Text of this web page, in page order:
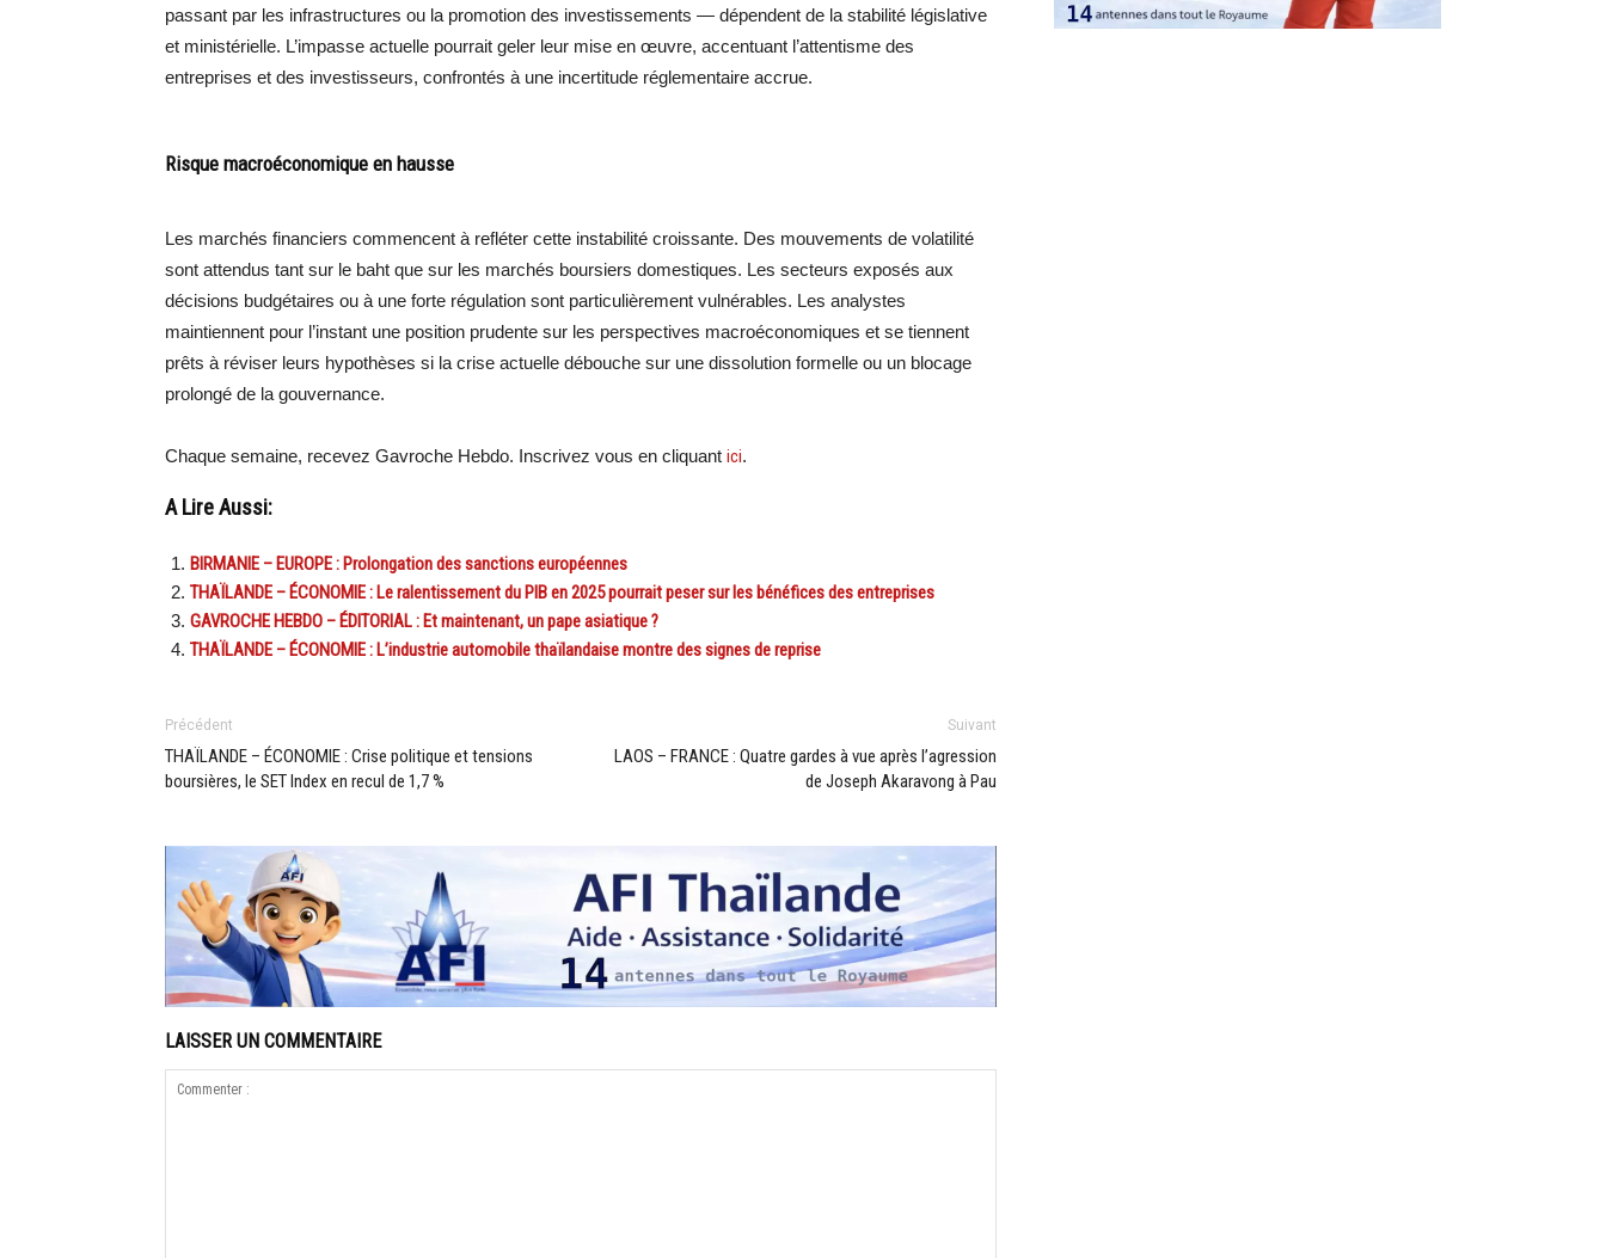
passant par les infrastructures ou la promotion des investissements — dépendent de la stabilité législative
et ministérielle. L’impasse actuelle pourrait geler leur mise en œuvre, accentuant l’attentisme des
entreprises et des investisseurs, confrontés à une incertitude réglementaire accrue.
Risque macroéconomique en hausse
Les marchés financiers commencent à refléter cette instabilité croissante. Des mouvements de volatilité
sont attendus tant sur le baht que sur les marchés boursiers domestiques. Les secteurs exposés aux
décisions budgétaires ou à une forte régulation sont particulièrement vulnérables. Les analystes
maintiennent pour l’instant une position prudente sur les perspectives macroéconomiques et se tiennent
prêts à réviser leurs hypothèses si la crise actuelle débouche sur une dissolution formelle ou un blocage
prolongé de la gouvernance.
Chaque semaine, recevez Gavroche Hebdo. Inscrivez vous en cliquant ici.
A Lire Aussi:
BIRMANIE – EUROPE : Prolongation des sanctions européennes
THAÏLANDE – ÉCONOMIE : Le ralentissement du PIB en 2025 pourrait peser sur les bénéfices des entreprises
GAVROCHE HEBDO – ÉDITORIAL : Et maintenant, un pape asiatique ?
THAÏLANDE – ÉCONOMIE : L’industrie automobile thaïlandaise montre des signes de reprise
Précédent
THAÏLANDE – ÉCONOMIE : Crise politique et tensions
boursières, le SET Index en recul de 1,7 %
Suivant
LAOS – FRANCE : Quatre gardes à vue après l’agression
de Joseph Akaravong à Pau
LAISSER UN COMMENTAIRE